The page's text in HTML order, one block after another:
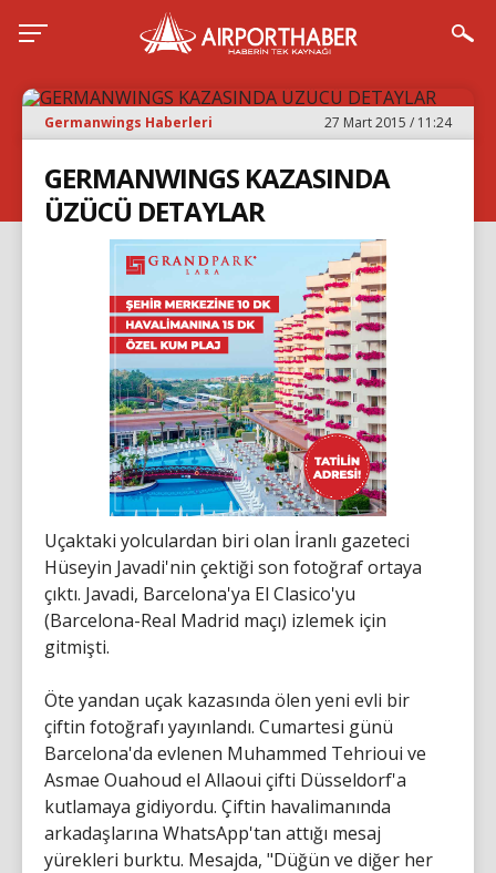
Germanwings Haberleri 27 Mart 2015 / 11:24
GERMANWINGS KAZASINDA
ÜZÜCÜ DETAYLAR
Uçaktaki yolculardan biri olan İranlı gazeteci
Hüseyin Javadi'nin çektiği son fotoğraf ortaya
çıktı. Javadi, Barcelona'ya El Clasico'yu
(Barcelona-Real Madrid maçı) izlemek için
gitmişti.
Öte yandan uçak kazasında ölen yeni evli bir
çiftin fotoğrafı yayınlandı. Cumartesi günü
Barcelona'da evlenen Muhammed Tehrioui ve
Asmae Ouahoud el Allaoui çifti Düsseldorf'a
kutlamaya gidiyordu. Çiftin havalimanında
arkadaşlarına WhatsApp'tan attığı mesaj
yürekleri burktu. Mesajda, "Düğün ve diğer her